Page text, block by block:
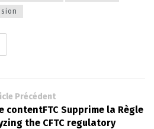
Précédent
contentFTC Supprime la Règle
the CFTC regulatory